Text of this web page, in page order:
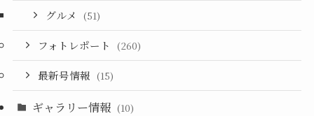
グルメ (51)
フォトレポート (260)
最新号情報 (15)
ギャラリー情報 (10)